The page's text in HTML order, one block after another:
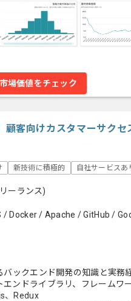
市場価値をチェック
客向けカスタマーサクセ
新技術に積極的 自社サービスあ
ーランス)
/ Docker / Apache / GitHub /
バックエンド開発の知識と実務
エンドライブラリ、フレームワ
、Redux